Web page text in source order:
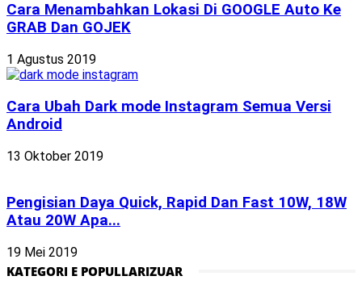
Cara Menambahkan Lokasi Di GOOGLE Auto Ke
GRAB Dan GOJEK
1 Agustus 2019
Cara Ubah Dark mode Instagram Semua Versi
Android
13 Oktober 2019
Pengisian Daya Quick, Rapid Dan Fast 10W, 18W
Atau 20W Apa...
19 Mei 2019
KATEGORI E POPULLARIZUAR